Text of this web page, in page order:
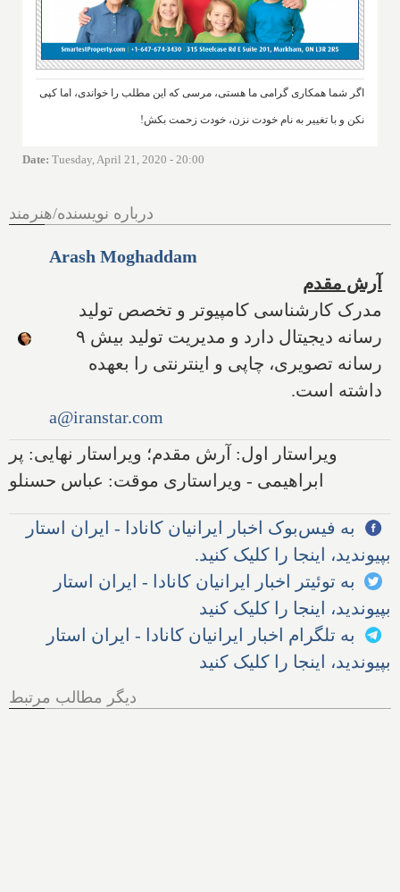
اگر شما همکاری گرامی ما هستی، مرسی که این مطلب را خواندی، اما کپی
نکن و با تغییر به نام خودت نزن، خودت زحمت بکش!
Date: Tuesday, April 21, 2020 - 20:00
درباره نویسنده/هنرمند
Arash Moghaddam
آرش مقدم
مدرک کارشناسی کامپیوتر و تخصص تولید
رسانه دیجیتال دارد و مدیریت تولید بیش ۹
رسانه تصویری، چاپی و اینترنتی را بعهده
داشته است.
a@iranstar.com
ویراستار اول: آرش مقدم؛ ویراستار نهایی: پر
ابراهیمی - ویراستاری موقت: عباس حسنلو
به فیس‌بوک اخبار ایرانیان کانادا - ایران استار
بپیوندید، اینجا را کلیک کنید.
به توئیتر اخبار ایرانیان کانادا - ایران استار
بپیوندید، اینجا را کلیک کنید
به تلگرام اخبار ایرانیان کانادا - ایران استار
بپیوندید، اینجا را کلیک کنید
دیگر مطالب مرتبط